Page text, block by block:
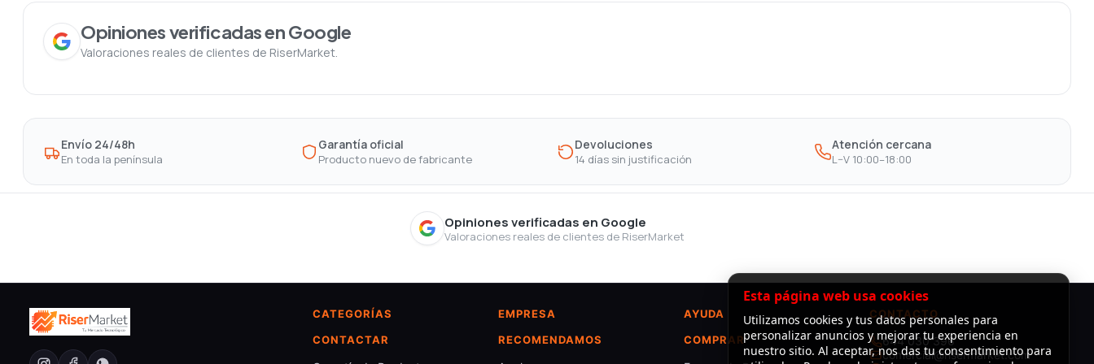
Opiniones verificadas en Google
Valoraciones reales de clientes de RiserMarket.
Envío 24/48h
En toda la península
Garantía oficial
Producto nuevo de fabricante
Devoluciones
14 días sin justificación
Atención cercana
L–V 10:00–18:00
Opiniones verificadas en Google
Valoraciones reales de clientes de RiserMarket
CATEGORÍAS
CONTACTAR
EMPRESA
RECOMENDAMOS
AYUDA
COMPRAR
CONTACTO
644 030 396
comercial@risermarket.com
Esta página web usa cookies
Utilizamos cookies y tus datos personales para
personalizar anuncios y mejorar tu experiencia en
nuestro sitio. Al aceptar, nos das tu consentimiento para